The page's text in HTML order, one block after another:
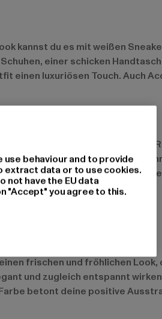
kannst du es mit weißen
einer schicken
einen luxuriösen Touch. Auch
mit floralen Mustern oder
oder recyceltes Polyester
Schnitte und
frischen und fröhlichen
und zugleich entspannt
betont deine positive
behaviour and to provide
extract data or to use cookies.
not have the EU data
"Accept" you agree to this.